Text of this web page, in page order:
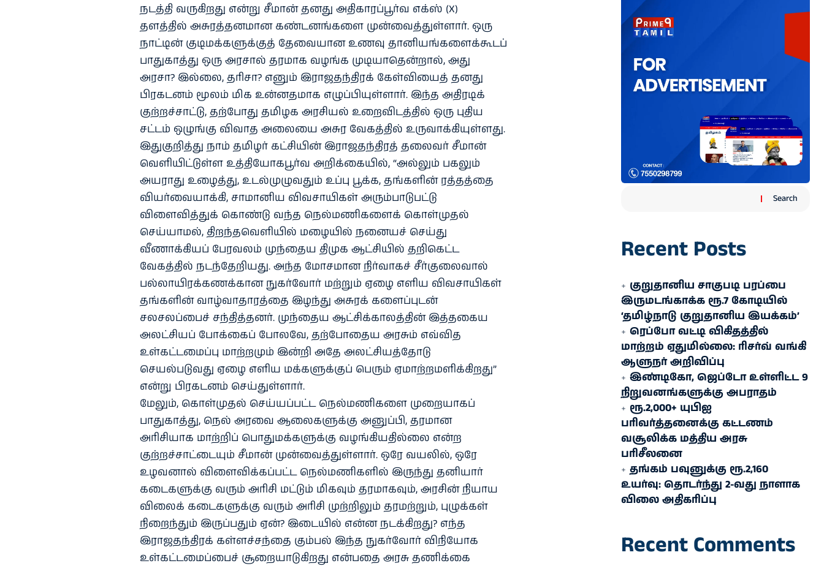
நடத்தி வருகிறது என்று சீமான் தனது அதிகாரப்பூர்வ எக்ஸ் (X)
தளத்தில் அசுரத்தனமான கண்டனங்களை முன்வைத்துள்ளார். ஒரு
நாட்டின் குடிமக்களுக்குத் தேவையான உணவு தானியங்களைக்கூடப்
பாதுகாத்து ஒரு அரசால் தரமாக வழங்க முடியாதென்றால், அது
அரசா? இல்லை, தரிசா? எனும் இராஜதந்திரக் கேள்வியைத் தனது
பிரகடனம் மூலம் மிக உன்னதமாக எழுப்பியுள்ளார். இந்த அதிரடிக்
குற்றச்சாட்டு, தற்போது தமிழக அரசியல் உறைவிடத்தில் ஒரு புதிய
சட்டம் ஒழுங்கு விவாத அலையை அசுர வேகத்தில் உருவாக்கியுள்ளது.
இதுகுறித்து நாம் தமிழர் கட்சியின் இராஜதந்திரத் தலைவர் சீமான்
வெளியிட்டுள்ள உத்தியோகபூர்வ அறிக்கையில், “அல்லும் பகலும்
அயராது உழைத்து, உடல்முழுவதும் உப்பு பூக்க, தங்களின் ரத்தத்தை
வியர்வையாக்கி, சாமானிய விவசாயிகள் அரும்பாடுபட்டு
விளைவித்துக் கொண்டு வந்த நெல்மணிகளைக் கொள்முதல்
செய்யாமல், திறந்தவெளியில் மழையில் நனையச் செய்து
வீணாக்கியப் பேரவலம் முந்தைய திமுக ஆட்சியில் தறிகெட்ட
வேகத்தில் நடந்தேறியது. அந்த மோசமான நிர்வாகச் சீர்குலைவால்
பல்லாயிரக்கணக்கான நுகர்வோர் மற்றும் ஏழை எளிய விவசாயிகள்
தங்களின் வாழ்வாதாரத்தை இழந்து அசுரக் களைப்புடன்
சலசலப்பைச் சந்தித்தனர். முந்தைய ஆட்சிக்காலத்தின் இத்தகைய
அலட்சியப் போக்கைப் போலவே, தற்போதைய அரசும் எவ்வித
உள்கட்டமைப்பு மாற்றமும் இன்றி அதே அலட்சியத்தோடு
செயல்படுவது ஏழை எளிய மக்களுக்குப் பெரும் ஏமாற்றமளிக்கிறது”
என்று பிரகடனம் செய்துள்ளார்.
மேலும், கொள்முதல் செய்யப்பட்ட நெல்மணிகளை முறையாகப்
பாதுகாத்து, நெல் அரவை ஆலைகளுக்கு அனுப்பி, தரமான
அரிசியாக மாற்றிப் பொதுமக்களுக்கு வழங்கியதில்லை என்ற
குற்றச்சாட்டையும் சீமான் முன்வைத்துள்ளார். ஒரே வயலில், ஒரே
உழவனால் விளைவிக்கப்பட்ட நெல்மணிகளில் இருந்து தனியார்
கடைகளுக்கு வரும் அரிசி மட்டும் மிகவும் தரமாகவும், அரசின் நியாய
விலைக் கடைகளுக்கு வரும் அரிசி முற்றிலும் தரமற்றும், புழுக்கள்
நிறைந்தும் இருப்பதும் ஏன்? இடையில் என்ன நடக்கிறது? எந்த
இராஜதந்திரக் கள்ளச்சந்தை கும்பல் இந்த நுகர்வோர் விநியோக
உள்கட்டமைப்பைச் சூறையாடுகிறது என்பதை அரசு தணிக்கை
Search
Recent Posts
குறுதானிய சாகுபடி பரப்பை
இருமடங்காக்க ரூ.7 கோடியில்
‘தமிழ்நாடு குறுதானிய இயக்கம்’
ரெப்போ வட்டி விகிதத்தில்
மாற்றம் ஏதுமில்லை: ரிசர்வ் வங்கி
ஆளுநர் அறிவிப்பு
இண்டிகோ, ஜெப்டோ உள்ளிட்ட 9
நிறுவனங்களுக்கு அபராதம்
ரூ.2,000+ யுபிஐ
பரிவர்த்தனைக்கு கட்டணம்
வசூலிக்க மத்திய அரசு
பரிசீலனை
தங்கம் பவுனுக்கு ரூ.2,160
உயர்வு: தொடர்ந்து 2-வது நாளாக
விலை அதிகரிப்பு
Recent Comments